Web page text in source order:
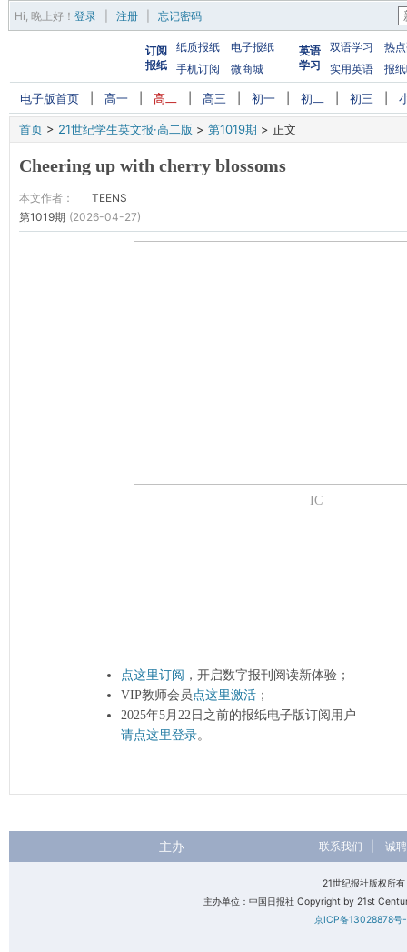
Hi, 晚上好 ！ 登录 注册 忘记密码
订阅
报纸
纸质报纸
电子报纸
手机订阅
微商城
英语
学习
双语学习
热
实用英语
报
电子版首页 高一 高二 高三 初一 初二 初三
首页 > 21世纪学生英文报·高二版 > 第1019期 > 正文
Cheering up with cherry blossoms
本文作者：
TEENS
第1019期 (2026-04-27)
IC
点这里订阅 ，开启数字报刊阅读新体验；
VIP教师会员点这里激活 ；
2025年5月22日之前的报纸电子版订阅用户
请点这里登录。
主办 联系我们 诚
21世纪报社版权所
主办单位：中国日报社 Copyright by 21st
京ICP备13028878号